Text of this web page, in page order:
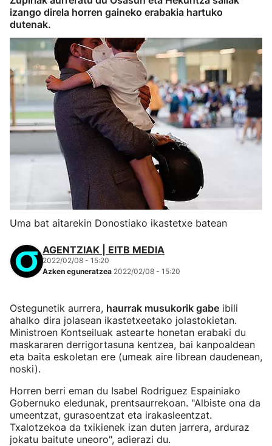
izango direla horren gaineko erabakia hartuko
dutenak.
Uma bat aitarekin Donostiako ikastetxe batean
AGENTZIAK | EITB MEDIA
2022/02/08 - 15:20
Azken eguneratzea 2022/02/08 - 15:20
Ostegunetik aurrera, haurrak musukorik gabe ibili
ahalko dira jolasean ikastetxeetako jolastokietan.
Ministroen Kontseiluak astearte honetan erabaki du
maskararen derrigortasuna kentzea, bai kanpoaldean
eta baita eskoletan ere (umeak aire librean daudenean,
noski).
Horren berri eman du Isabel Rodriguez Espainiako
Gobernuko eledunak, prentsaurrekoan. "Albiste ona da
umeentzat, gurasoentzat eta irakasleentzat.
Txalotzekoa da txikienek izan duten jarrera, arduraz
jokatu baitute uneoro", adierazi du.